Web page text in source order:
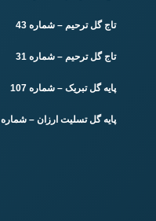
تاج گل ترحیم – شماره 43
تاج گل ترحیم – شماره 31
پایه گل تبریک – شماره 107
پایه گل تسلیت ارزان – شماره 140